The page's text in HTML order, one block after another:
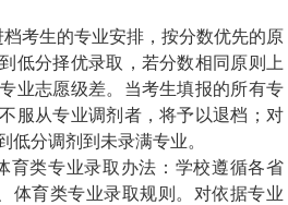
考生的专业安排，按分数优先的原
低分择优录取，若分数相同原则上
业志愿级差。当考生填报的所有专
服从专业调剂者，将予以退档；对
低分调剂到未录满专业。
育类专业录取办法：学校遵循各省
体育类专业录取规则。对依据专业